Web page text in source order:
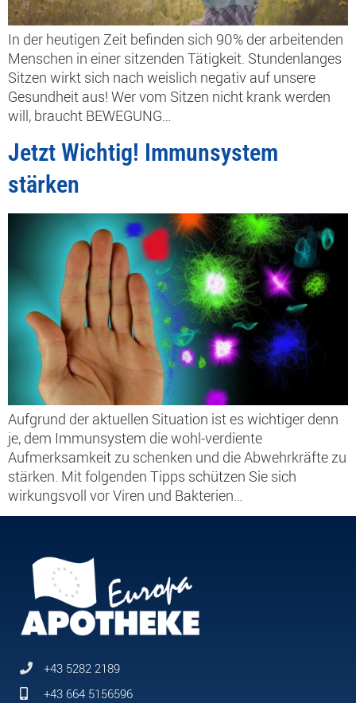
In der heutigen Zeit befinden sich 90% der arbeitenden
Menschen in einer sitzenden Tätigkeit. Stundenlanges
Sitzen wirkt sich nach weislich negativ auf unsere
Gesundheit aus! Wer vom Sitzen nicht krank werden
will, braucht BEWEGUNG…
Jetzt Wichtig! Immunsystem
stärken
Aufgrund der aktuellen Situation ist es wichtiger denn
je, dem Immunsystem die wohl-verdiente
Aufmerksamkeit zu schenken und die Abwehrkräfte zu
stärken. Mit folgenden Tipps schützen Sie sich
wirkungsvoll vor Viren und Bakterien…
+43 5282 2189
+43 664 5156596